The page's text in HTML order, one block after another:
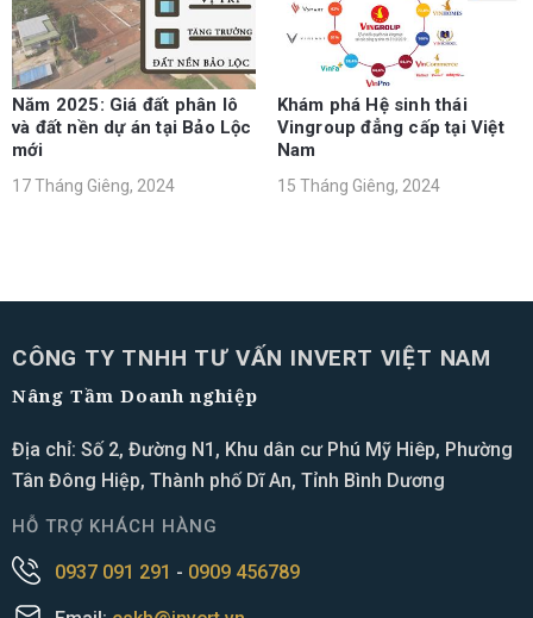
Năm 2025: Giá đất phân lô
và đất nền dự án tại Bảo Lộc
mới
17 Tháng Giêng, 2024
Khám phá Hệ sinh thái
Vingroup đẳng cấp tại Việt
Nam
15 Tháng Giêng, 2024
CÔNG TY TNHH TƯ VẤN INVERT VIỆT NAM
Nâng Tầm Doanh nghiệp
Địa chỉ: Số 2, Đường N1, Khu dân cư Phú Mỹ Hiêp, Phường
Tân Đông Hiệp, Thành phố Dĩ An, Tỉnh Bình Dương
HỖ TRỢ KHÁCH HÀNG
0937 091 291 - 0909 456789